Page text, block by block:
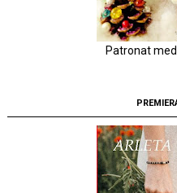
Patronat